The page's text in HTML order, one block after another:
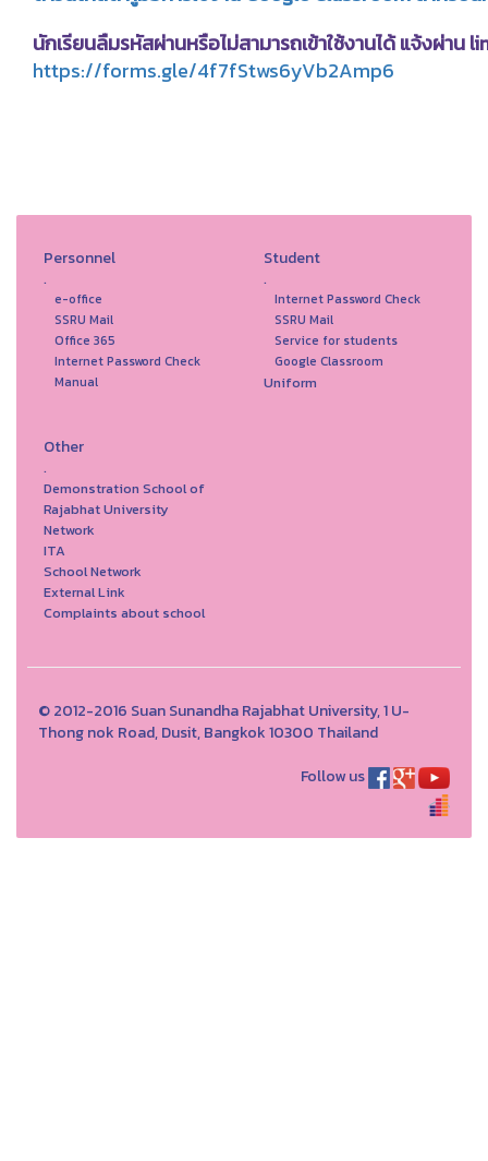
นักเรียนลืมรหัสผ่านหรือไม่สามารถเข้าใช้งานได้ แจ้งผ่าน
https://forms.gle/4f7fStws6yVb2Amp6
Personnel
.
e-office
SSRU Mail
Office 365
Internet Password Check
Manual
Student
.
Internet Password Check
SSRU Mail
Service for students
Google Classroom
Uniform
Other
.
Demonstration School of
Rajabhat University
Network
ITA
School Network
External Link
Complaints about school
© 2012-2016 Suan Sunandha Rajabhat University, 1 U-
Thong nok Road, Dusit, Bangkok 10300 Thailand
Follow us